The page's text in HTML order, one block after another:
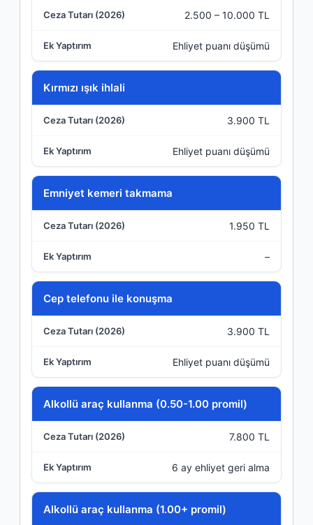
Ceza Tutarı (2026)
Ek Yaptırım
2.500 – 10.000 TL
Ehliyet puanı düşümü
Kırmızı ışık ihlali
3.900 TL
Ehliyet puanı düşümü
Emniyet kemeri takmama
1.950 TL
–
Cep telefonu ile konuşma
3.900 TL
Ehliyet puanı düşümü
Alkollü araç kullanma (0.50-1.00 promil)
7.800 TL
6 ay ehliyet geri alma
Alkollü araç kullanma (1.00+ promil)